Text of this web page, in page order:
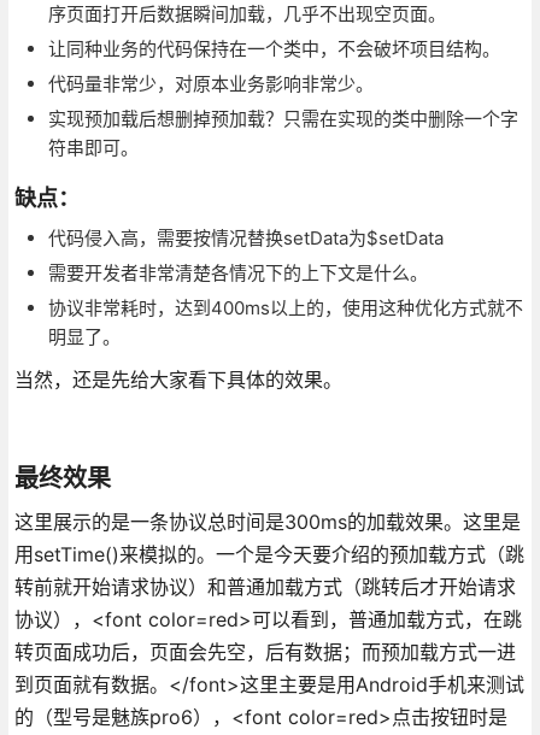
序页面打开后数据瞬间加载，几乎不出现空页面。
让同种业务的代码保持在一个类中，不会破坏项目结构。
代码量非常少，对原本业务影响非常少。
实现预加载后想删掉预加载？只需在实现的类中删除一个字
符串即可。
缺点：
代码侵入高，需要按情况替换setData为$setData
需要开发者非常清楚各情况下的上下文是什么。
协议非常耗时，达到400ms以上的，使用这种优化方式就不
明显了。
当然，还是先给大家看下具体的效果。
最终效果
这里展示的是一条协议总时间是300ms的加载效果。这里是
用setTime()来模拟的。一个是今天要介绍的预加载方式（跳
转前就开始请求协议）和普通加载方式（跳转后才开始请求
协议），<font color=red>可以看到，普通加载方式，在跳
转页面成功后，页面会先空，后有数据；而预加载方式一进
到页面就有数据。</font>这里主要是用Android手机来测试
的（型号是魅族pro6），<font color=red>点击按钮时是